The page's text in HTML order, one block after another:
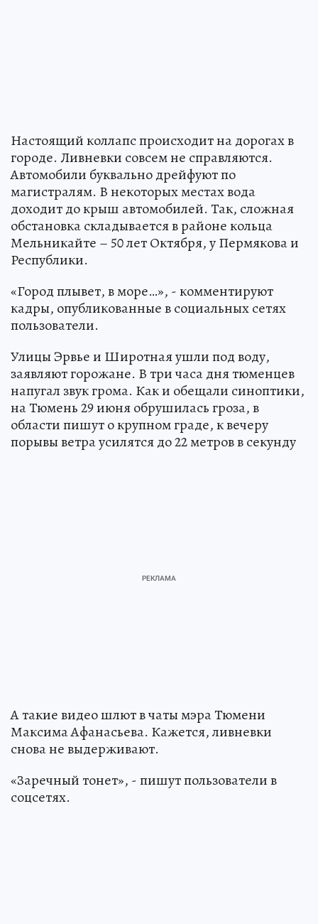
Настоящий коллапс происходит на дорогах в
городе. Ливневки совсем не справляются.
Автомобили буквально дрейфуют по
магистралям. В некоторых местах вода
доходит до крыш автомобилей. Так, сложная
обстановка складывается в районе кольца
Мельникайте – 50 лет Октября, у Пермякова и
Республики.
«Город плывет, в море…», - комментируют
кадры, опубликованные в социальных сетях
пользователи.
Улицы Эрвье и Широтная ушли под воду,
заявляют горожане. В три часа дня тюменцев
напугал звук грома. Как и обещали синоптики,
на Тюмень 29 июня обрушилась гроза, в
области пишут о крупном граде, к вечеру
порывы ветра усилятся до 22 метров в секунду
А такие видео шлют в чаты мэра Тюмени
Максима Афанасьева. Кажется, ливневки
снова не выдерживают.
«Заречный тонет», - пишут пользователи в
соцсетях.